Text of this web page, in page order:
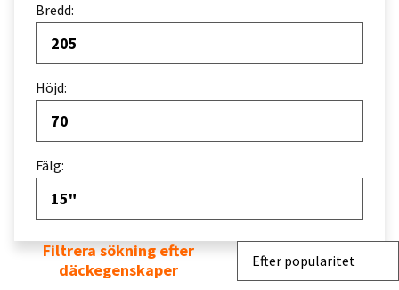
Bredd:
205
Höjd:
70
Fälg:
15"
Sortera efter
Efter popularitet
Filtrera sökning efter
däckegenskaper